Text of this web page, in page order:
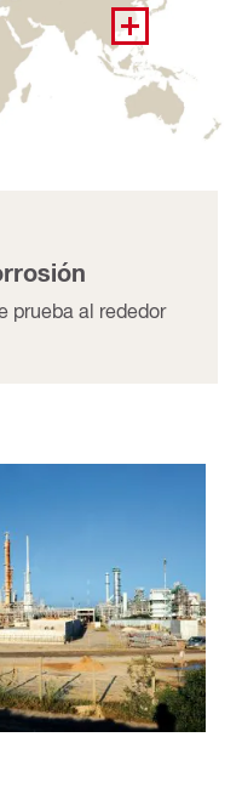
prueba al rededor